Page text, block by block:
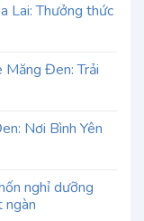
Lai: Thưởng thức
Đen: Trải
Nơi Bình Yên
nghỉ dưỡng
ngàn